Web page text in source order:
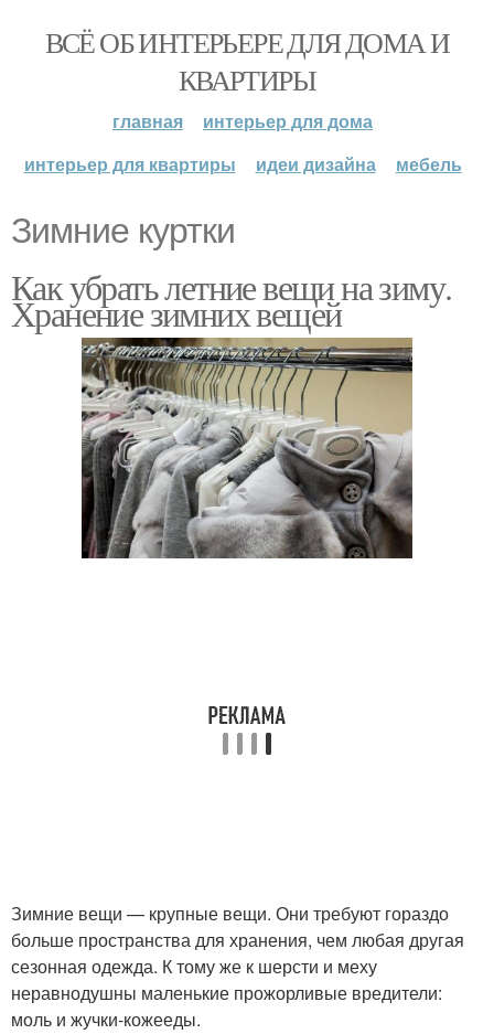
ВСЁ ОБ ИНТЕРЬЕРЕ ДЛЯ ДОМА И
КВАРТИРЫ
главная
интерьер для дома
интерьер для квартиры
идеи дизайна мебель
Зимние куртки
Как убрать летние вещи на зиму.
Хранение зимних вещей
Зимние вещи — крупные вещи. Они требуют гораздо
больше пространства для хранения, чем любая другая
сезонная одежда. К тому же к шерсти и меху
неравнодушны маленькие прожорливые вредители:
моль и жучки-кожееды.